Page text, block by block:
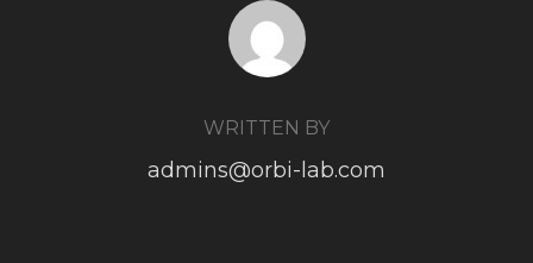
POST AUTHOR
WRITTEN BY
admins@orbi-lab.com